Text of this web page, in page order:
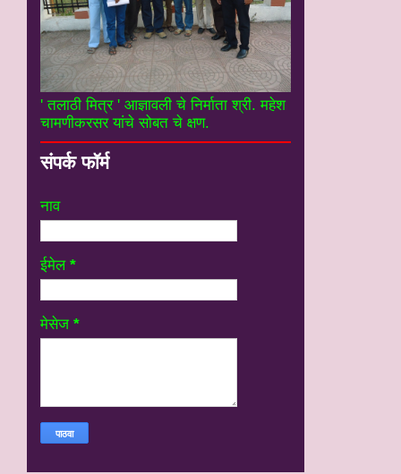
' तलाठी मित्र ' आज्ञावली चे निर्माता श्री. महेश
चामणीकरसर यांचे सोबत चे क्षण.
संपर्क फॉर्म
नाव
ईमेल *
मेसेज *